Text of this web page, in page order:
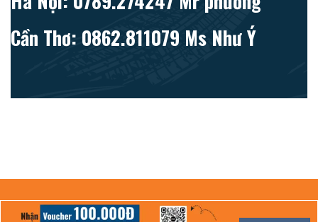
Cần Thơ: 0862.811079 Ms Như Ý